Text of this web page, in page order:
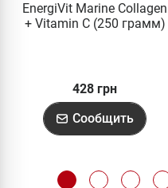
EnergiVit Marine Collagen
+ Vitamin C (250 грамм)
428 грн
Сообщить